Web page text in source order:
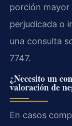
porción mayor
perjudicada o
una consulta
7747.
¿Necesito un
valoración de
En casos